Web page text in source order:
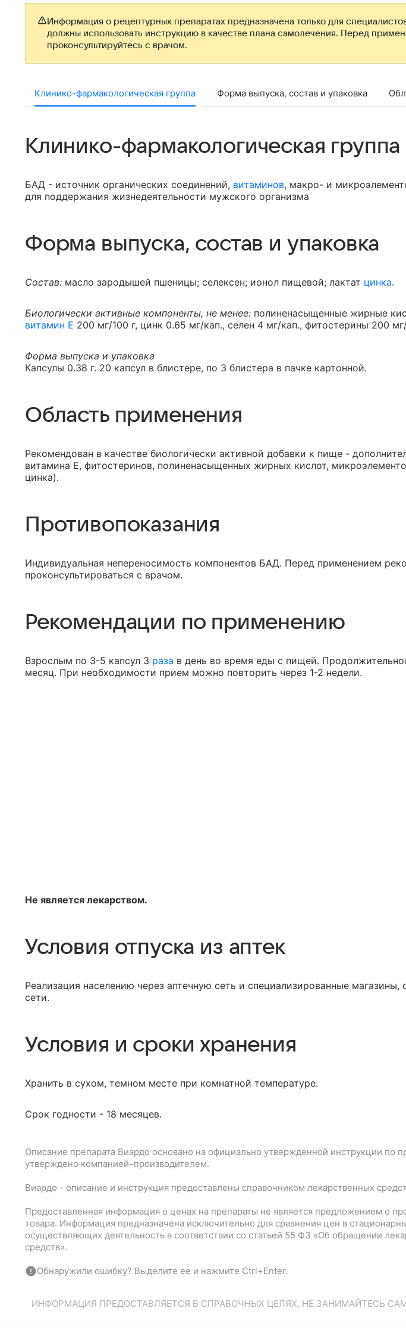
Информация о рецептурных препаратах предназначена только для
должны использовать инструкцию в качестве плана самолечения. Перед
проконсультируйтесь с врачом.
Клинико-фармакологическая группа Форма выпуска, состав и упаковка
Клинико-фармакологическая группа
БАД - источник органических соединений, витаминов, макро- и
для поддержания жизнедеятельности мужского организма
Форма выпуска, состав и упаковка
Состав: масло зародышей пшеницы; селексен; ионол пищевой; лактат цинка.
Биологически активные компоненты, не менее: полиненасыщенные жирные
витамин Е 200 мг/100 г, цинк 0.65 мг/кап., селен 4 мг/кап., фитостерины 200
Форма выпуска и упаковка
Капсулы 0.38 г. 20 капсул в блистере, по 3 блистера в пачке картонной.
Область применения
Рекомендован в качестве биологически активной добавки к пище -
витамина Е, фитостеринов, полиненасыщенных жирных кислот,
цинка).
Противопоказания
Индивидуальная непереносимость компонентов БАД. Перед применением
проконсультироваться с врачом.
Рекомендации по применению
Взрослым по 3-5 капсул 3 раза в день во время еды с пищей.
месяц. При необходимости прием можно повторить через 1-2 недели.
Не является лекарством.
Условия отпуска из аптек
Реализация населению через аптечную сеть и специализированные магазины,
сети.
Условия и сроки хранения
Хранить в сухом, темном месте при комнатной температуре.
Срок годности - 18 месяцев.
Описание препарата Виардо основано на официально утвержденной инструкции по
утверждено компанией–производителем.
Виардо - описание и инструкция предоставлены справочником лекарственных
Предоставленная информация о ценах на препараты не является предложением о
товара. Информация предназначена исключительно для сравнения цен в
осуществляющих деятельность в соответствии со статьей 55 ФЗ «Об обращении
средств».
Обнаружили ошибку? Выделите ее и нажмите Ctrl+Enter.
ИНФОРМАЦИЯ ПРЕДОСТАВЛЯЕТСЯ В СПРАВОЧНЫХ ЦЕЛЯХ. НЕ ЗАНИМАЙТЕСЬ